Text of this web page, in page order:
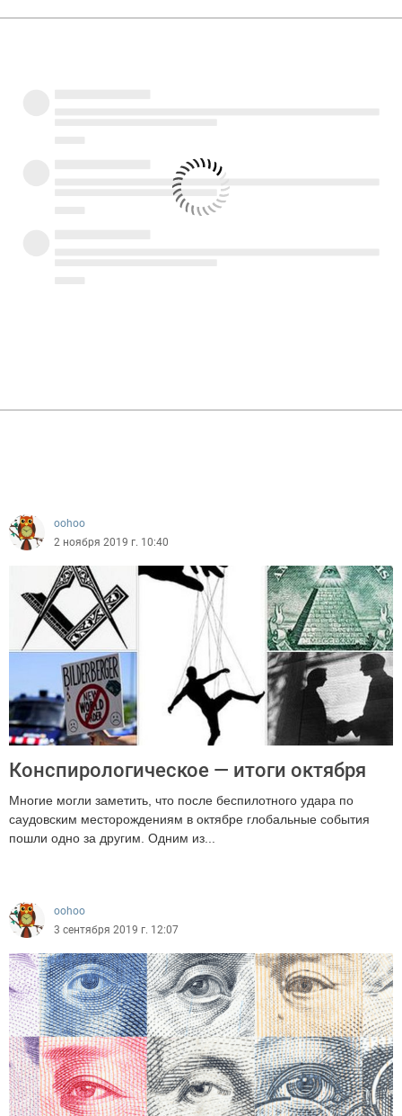
oohoo
2 ноября 2019 г. 10:40
Конспирологическое — итоги октября
Многие могли заметить, что после беспилотного удара по
саудовским месторождениям в октябре глобальные события
пошли одно за другим. Одним из...
oohoo
3 сентября 2019 г. 12:07